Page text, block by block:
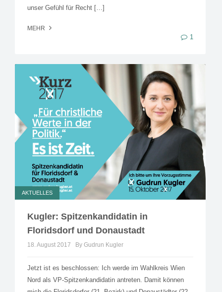
unser Gefühl für Recht […]
MEHR
1
AKTUELLES
Kugler: Spitzenkandidatin in
Floridsdorf und Donaustadt
18. August 2017 By Gudrun Kugler
Jetzt ist es beschlossen: Ich werde im Wahlkreis Wien
Nord als VP-Spitzenkandidatin antreten. Damit können